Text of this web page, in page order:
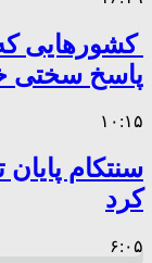
کشورهایی
پاسخ سختی
۱۰:۱۵
سنتکام پایان
کرد
۶:۰۵